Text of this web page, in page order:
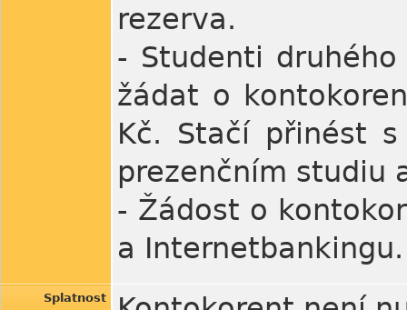
rezerva.
- Studenti
žádat o
Kč. Stačí přinést
prezenčním studiu
- Žádost o
a Internetbankingu.
Splatnost